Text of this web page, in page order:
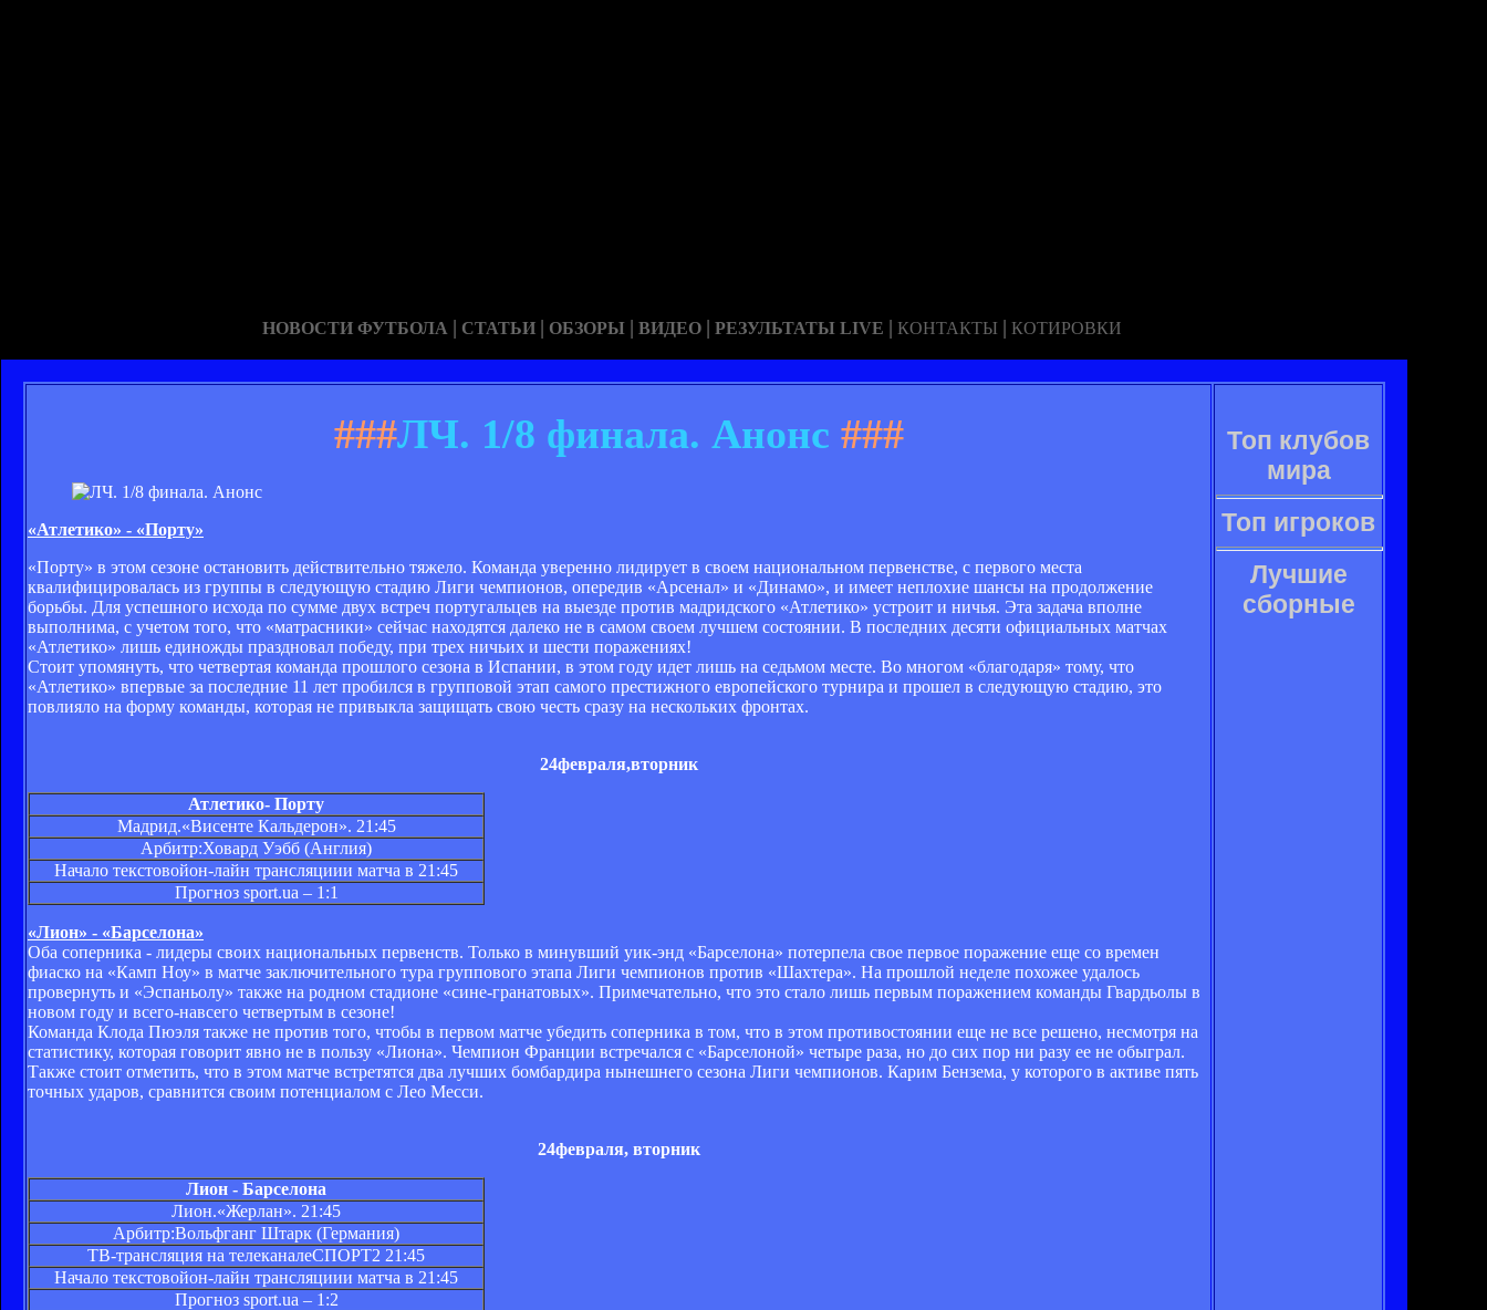
НОВОСТИ ФУТБОЛА | СТАТЬИ | ОБЗОРЫ | ВИДЕО | РЕЗУЛЬТАТЫ LIVE | КОНТАКТЫ | КОТИРОВКИ
###ЛЧ. 1/8 финала. Анонс ###
«Атлетико» - «Порту»
«Порту» в этом сезоне остановить действительно тяжело. Команда уверенно лидирует в своем национальном первенстве, с первого места
квалифицировалась из группы в следующую стадию Лиги чемпионов, опередив «Арсенал» и «Динамо», и имеет неплохие шансы на продолжение
борьбы. Для успешного исхода по сумме двух встреч португальцев на выезде против мадридского «Атлетико» устроит и ничья. Эта задача вполне
выполнима, с учетом того, что «матрасники» сейчас находятся далеко не в самом своем лучшем состоянии. В последних десяти официальных матчах
«Атлетико» лишь единожды праздновал победу, при трех ничьих и шести поражениях!
Стоит упомянуть, что четвертая команда прошлого сезона в Испании, в этом году идет лишь на седьмом месте. Во многом «благодаря» тому, что
«Атлетико» впервые за последние 11 лет пробился в групповой этап самого престижного европейского турнира и прошел в следующую стадию, это
повлияло на форму команды, которая не привыкла защищать свою честь сразу на нескольких фронтах.
24февраля,вторник
Атлетико- Порту
Мадрид.«Висенте Кальдерон». 21:45
Арбитр:Ховард Уэбб (Англия)
Начало текстовойон-лайн трансляциии матча в 21:45
Прогноз sport.ua – 1:1
«Лион» - «Барселона»
Оба соперника - лидеры своих национальных первенств. Только в минувший уик-энд «Барселона» потерпела свое первое поражение еще со времен
фиаско на «Камп Ноу» в матче заключительного тура группового этапа Лиги чемпионов против «Шахтера». На прошлой неделе похожее удалось
провернуть и «Эспаньолу» также на родном стадионе «сине-гранатовых». Примечательно, что это стало лишь первым поражением команды Гвардьолы в
новом году и всего-навсего четвертым в сезоне!
Команда Клода Пюэля также не против того, чтобы в первом матче убедить соперника в том, что в этом противостоянии еще не все решено, несмотря на
статистику, которая говорит явно не в пользу «Лиона». Чемпион Франции встречался с «Барселоной» четыре раза, но до сих пор ни разу ее не обыграл.
Также стоит отметить, что в этом матче встретятся два лучших бомбардира нынешнего сезона Лиги чемпионов. Карим Бензема, у которого в активе пять
точных ударов, сравнится своим потенциалом с Лео Месси.
24февраля, вторник
Лион - Барселона
Лион.«Жерлан». 21:45
Арбитр:Вольфганг Штарк (Германия)
ТВ-трансляция на телеканалеСПОРТ2 21:45
Начало текстовойон-лайн трансляциии матча в 21:45
Прогноз sport.ua – 1:2
Топ клубов
мира
Топ игроков
Лучшие
сборные